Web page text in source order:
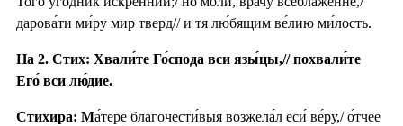
дарова́ти ми́ру мир тверд// и тя лю́бящим ве́лию ми́лость.
На 2. Стих: Хвали́те Го́спода вси язы́цы,// похвали́те
Его́ вси лю́дие.
Стихира: Ма́тере благочести́выя возжела́л еси́ ве́ру,/ о́тчее